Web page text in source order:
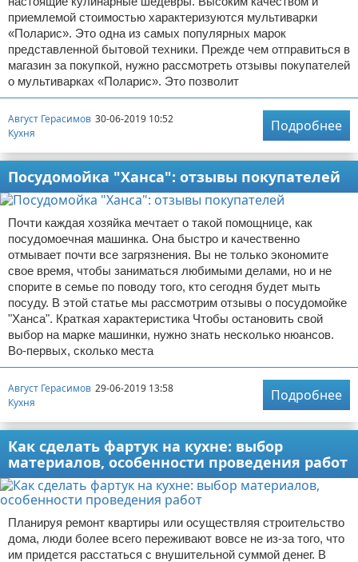
приемлемой стоимостью характеризуются мультиварки
«Поларис». Это одна из самых популярных марок
представленной бытовой техники. Прежде чем отправиться в
магазин за покупкой, нужно рассмотреть отзывы покупателей
о мультиварках «Поларис». Это позволит
Август Герасимов 30-06-2019 10:52
Кухня
Подробнее
Посудомойка "Ханса": отзывы покупателей
Почти каждая хозяйка мечтает о такой помощнице, как
посудомоечная машинка. Она быстро и качественно
отмывает почти все загрязнения. Вы не только экономите
свое время, чтобы заниматься любимыми делами, но и не
спорите в семье по поводу того, кто сегодня будет мыть
посуду. В этой статье мы рассмотрим отзывы о посудомойке
"Ханса". Краткая характеристика Чтобы остановить свой
выбор на марке машинки, нужно знать несколько нюансов.
Во-первых, сколько места
Август Герасимов 29-06-2019 13:58
Кухня
Подробнее
Как сделать фартук на кухне: выбор
материалов, особенности проведения работ
Планируя ремонт квартиры или осуществляя строительство
дома, люди более всего переживают вовсе не из-за того, что
им придется расстаться с внушительной суммой денег. В